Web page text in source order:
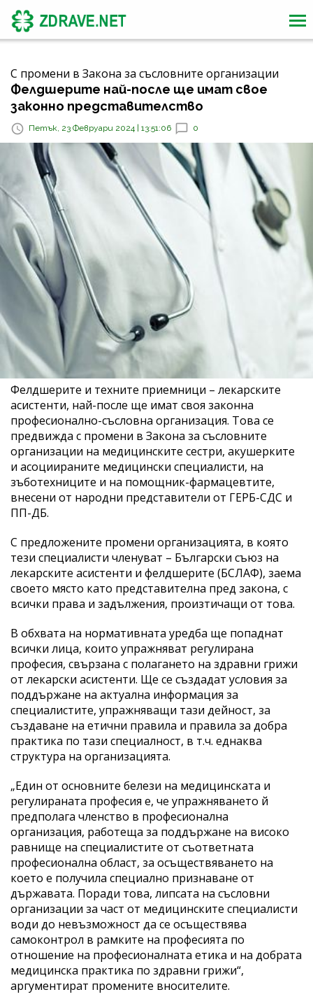
С промени в Закона за съсловните организации
Фелдшерите най-после ще имат свое
законно представителство
Петък, 23 Февруари 2024 | 13:51:06 0
Фелдшерите и техните приемници – лекарските
асистенти, най-после ще имат своя законна
професионално-съсловна организация. Това се
предвижда с промени в Закона за съсловните
организации на медицинските сестри, акушерките
и асоциираните медицински специалисти, на
зъботехниците и на помощник-фармацевтите,
внесени от народни представители от ГЕРБ-СДС и
ПП-ДБ.
С предложените промени организацията, в която
тези специалисти членуват – Български съюз на
лекарските асистенти и фелдшерите (БСЛАФ), заема
своето място като представителна пред закона, с
всички права и задължения, произтичащи от това.
В обхвата на нормативната уредба ще попаднат
всички лица, които упражняват регулирана
професия, свързана с полагането на здравни грижи
от лекарски асистенти. Ще се създадат условия за
поддържане на актуална информация за
специалистите, упражняващи тази дейност, за
създаване на етични правила и правила за добра
практика по тази специалност, в т.ч. еднаква
структура на организацията.
„Един от основните белези на медицинската и
регулираната професия е, че упражняването й
предполага членство в професионална
организация, работеща за поддържане на високо
равнище на специалистите от съответната
професионална област, за осъществяването на
което е получила специално признаване от
държавата. Поради това, липсата на съсловни
организации за част от медицинските специалисти
води до невъзможност да се осъществява
самоконтрол в рамките на професията по
отношение на професионалната етика и на добрата
медицинска практика по здравни грижи“,
аргументират промените вносителите.